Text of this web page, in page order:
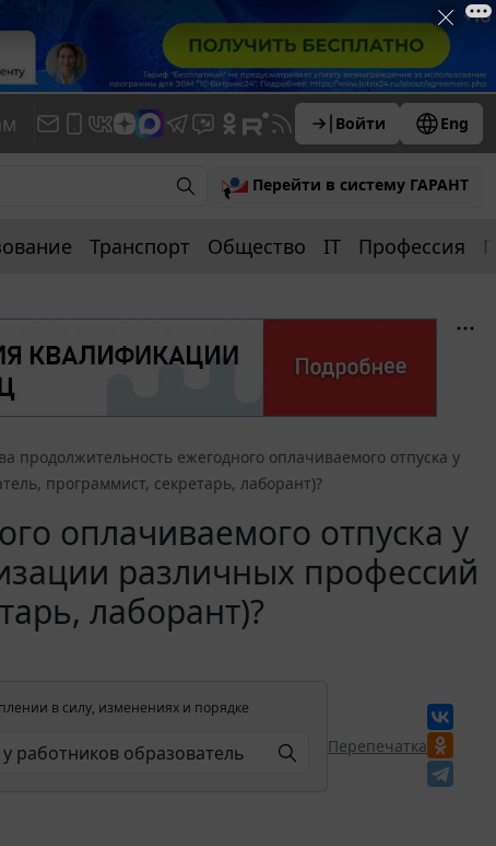
Войти Eng
Перейти в систему ГАРАНТ
Транспорт Общество IT Профессия
продолжительность ежегодного оплачиваемого отпуска у
программист, секретарь, лаборант)?
оплачиваемого отпуска у
различных профессий
лаборант)?
в силу, изменениях и порядке
Перепечатка